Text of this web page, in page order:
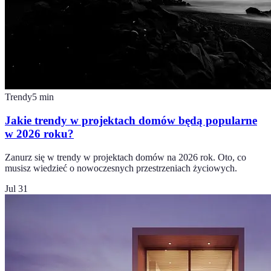
Trendy5 min
Jakie trendy w projektach domów będą popularne
w 2026 roku?
Zanurz się w trendy w projektach domów na 2026 rok. Oto, co
musisz wiedzieć o nowoczesnych przestrzeniach życiowych.
Jul 31